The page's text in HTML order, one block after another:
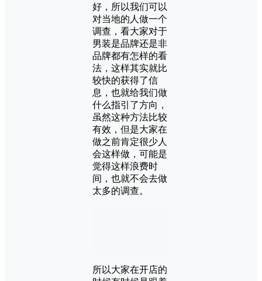
好，所以我们可以
对当地的人做一个
调查，看大家对于
男装是品牌还是非
品牌都有怎样的看
法，这样其实就比
较快的获得了信
息，也就给我们做
什么指引了方向，
虽然这种方法比较
有效，但是大家在
做之前肯定很少人
会这样做，可能是
觉得这样浪费时
间，也就不会去做
太多的调查。
所以大家在开店的